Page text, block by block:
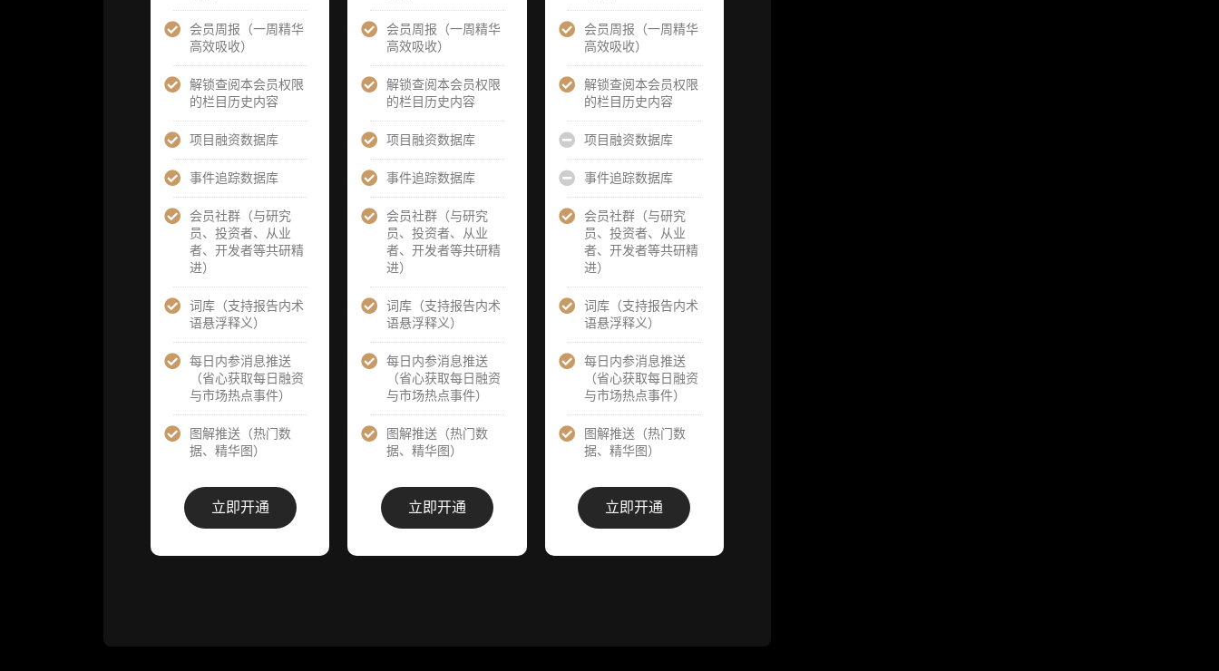
会员周报（一周精华
高效吸收）
解锁查阅本会员权限
的栏目历史内容
项目融资数据库
事件追踪数据库
会员社群（与研究
员、投资者、从业
者、开发者等共研精
进）
词库（支持报告内术
语悬浮释义）
每日内参消息推送
（省心获取每日融资
与市场热点事件）
图解推送（热门数
据、精华图）
立即开通
会员周报（一周精华
高效吸收）
解锁查阅本会员权限
的栏目历史内容
项目融资数据库
事件追踪数据库
会员社群（与研究
员、投资者、从业
者、开发者等共研精
进）
词库（支持报告内术
语悬浮释义）
每日内参消息推送
（省心获取每日融资
与市场热点事件）
图解推送（热门数
据、精华图）
立即开通
会员周报（一周精华
高效吸收）
解锁查阅本会员权限
的栏目历史内容
项目融资数据库
事件追踪数据库
会员社群（与研究
员、投资者、从业
者、开发者等共研精
进）
词库（支持报告内术
语悬浮释义）
每日内参消息推送
（省心获取每日融资
与市场热点事件）
图解推送（热门数
据、精华图）
立即开通
重点研究方向
前瞻栏目（获
项目及研究方
向预告，提前
了解核心观察
究计划）
提前获取研报
权（ 3 次，官
方发布研报预
告后可根据请
求领先市场以
提前解锁）
分析师 1 对 1
沟通（1 小
时，话题需审
核）
分析师专属答
疑服务（3 次
提问，话题需
审核）
查阅分析师答
疑精华汇总栏
目（精选高价
重点研究方向
前瞻栏目（获
项目及研究方
向预告，提前
了解核心观察
变量与后续研
究计划）
提前获取研报
权（ 6 次，官
方发布研报预
告后可根据请
求领先市场以
提前解锁）
分析师 1 对 1
沟通（1 小
时，话题需审
核）
分析师专属答
疑服务（3 次
提问，话题需
查阅分析师答
疑精华汇总栏
目（精选高价
重点研究方向
项目及研究方
向预告，提前
提前获取研报
权（不限次，
官方发布研报
预告后可根据
请求领先市场
分析师 1 对 1
时，话题需审
核）
疑服务（6 次
提问，话题需
查阅分析师答
疑精华汇总栏
目（精选高价
重点研究方向
前瞻栏目（获
项目及研究方
向预告，提前
了解核心观察
变量与后续研
究计划）
提前获取研报
权（不限次，
官方发布研报
预告后可根据
分析师 1 对 1
时，话题需审
核）
疑服务（10
次提问，话题
需审核）
查阅分析师答
疑精华汇总栏